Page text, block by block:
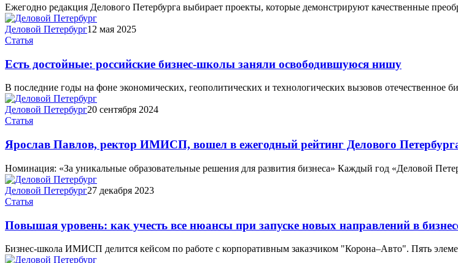
Ежегодно редакция Делового Петербурга выбирает проекты, которые демонстрируют качественные
Деловой Петербург12 мая 2025
Статья
Есть достойные: российские бизнес-школы заняли освободившуюся нишу
В последние годы на фоне экономических, геополитических и технологических вызовов отечественное
Деловой Петербург20 сентября 2024
Статья
Ярослав Павлов, ректор ИМИСП, вошел в ежегодный рейтинг Делового
Номинация: «За уникальные образовательные решения для развития бизнеса» Каждый год «Деловой
Деловой Петербург27 декабря 2023
Статья
Повышая уровень: как учесть все нюансы при запуске новых направлений в
Бизнес-школа ИМИСП делится кейсом по работе с корпоративным заказчиком "Корона–Авто". Пять